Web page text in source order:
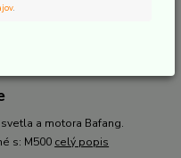
a motora Bafang.
s: M500 celý popis
.